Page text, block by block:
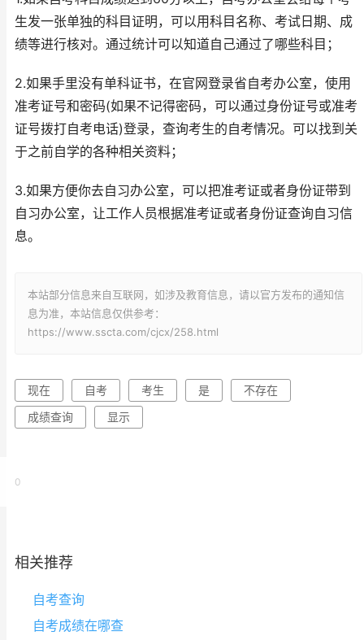
生发一张单独的科目证明，可以用科目名称、考试日期、成
绩等进行核对。通过统计可以知道自己通过了哪些科目；
2.如果手里没有单科证书，在官网登录省自考办公室，使用
准考证号和密码(如果不记得密码，可以通过身份证号或准考
证号拨打自考电话)登录，查询考生的自考情况。可以找到关
于之前自学的各种相关资料；
3.如果方便你去自习办公室，可以把准考证或者身份证带到
自习办公室，让工作人员根据准考证或者身份证查询自习信
息。
本站部分信息来自互联网，如涉及教育信息，请以官方发布的通知信
息为准，本站信息仅供参考：
https://www.sscta.com/cjcx/258.html
现在 自考 考生 是
不存在
成绩查询
显示
0
相关推荐
自考查询
自考成绩在哪查